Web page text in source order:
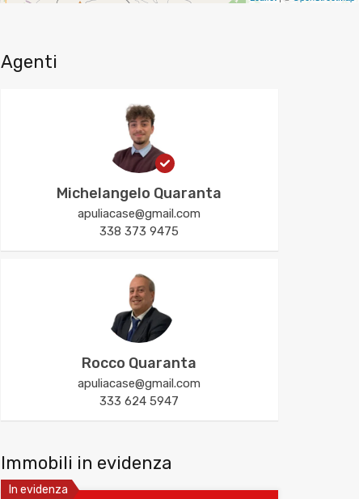
Agenti
Michelangelo Quaranta
apuliacase@gmail.com
338 373 9475
Rocco Quaranta
apuliacase@gmail.com
333 624 5947
Immobili in evidenza
In evidenza